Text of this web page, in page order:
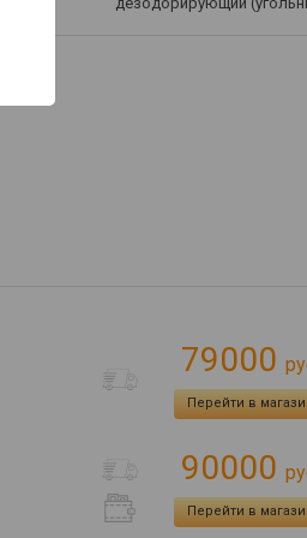
79000
Перейти в
90000
Перейти в